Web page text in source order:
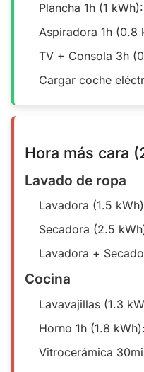
Plancha 1h (1 kWh):
Aspiradora 1h (0.8
TV + Consola 3h
Cargar coche
Hora más cara
Lavado de ropa
Lavadora (1.5
Secadora (2.5
Lavadora +
Cocina
Lavavajillas (1.3
Horno 1h (1.8 kWh):
Vitrocerámica